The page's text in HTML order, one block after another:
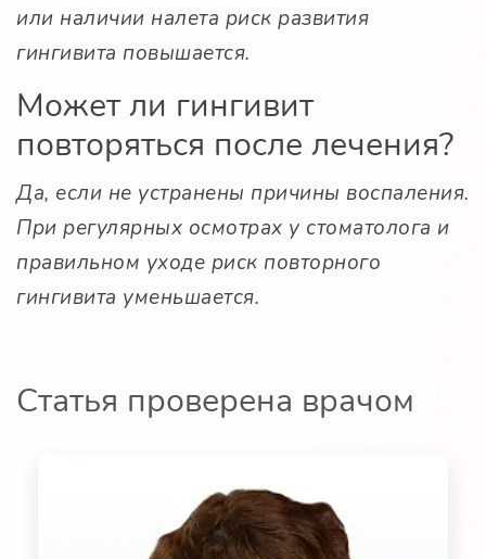
или наличии налета риск развития
гингивита повышается.
Может ли гингивит
повторяться после лечения?
Да, если не устранены причины воспаления.
При регулярных осмотрах у стоматолога и
правильном уходе риск повторного
гингивита уменьшается.
Статья проверена врачом